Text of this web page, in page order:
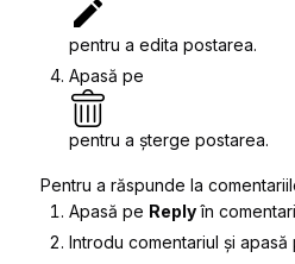
pentru a edita postarea.
Apasă pe
pentru a șterge postarea.
Pentru a răspunde la
Apasă pe Replyîn
Introdu comentariul și apasă